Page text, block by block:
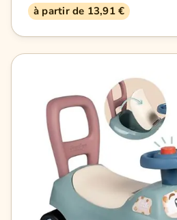
à partir de 13,91 €